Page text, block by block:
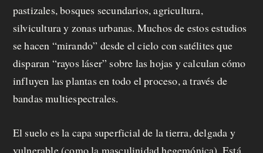
pastizales, bosques secundarios, agricultura,
silvicultura y zonas urbanas. Muchos de estos estudios
se hacen “mirando” desde el cielo con satélites que
disparan “rayos láser” sobre las hojas y calculan cómo
influyen las plantas en todo el proceso, a través de
bandas multiespectrales.
El suelo es la capa superficial de la tierra, delgada y